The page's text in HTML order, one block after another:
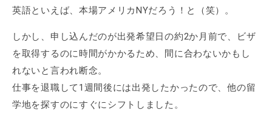
英語といえば、本場アメリカNYだろう！と（笑）。
しかし、申し込んだのが出発希望日の約2か月前で、ビザ
を取得するのに時間がかかるため、間に合わないかもし
れないと言われ断念。
仕事を退職して1週間後には出発したかったので、他の留
学地を探すのにすぐにシフトしました。